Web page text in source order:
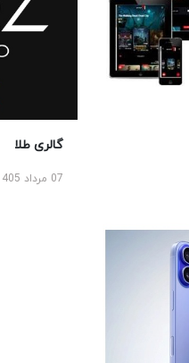
گالری طلا
07 مرداد 1405